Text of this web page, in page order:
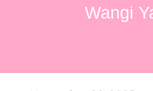
Wangi